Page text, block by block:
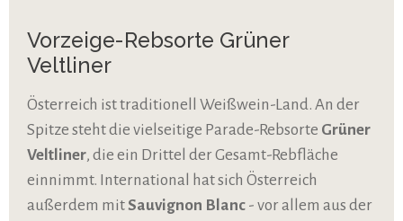
Vorzeige-Rebsorte Grüner
Veltliner
Österreich ist traditionell Weißwein-Land. An der
Spitze steht die vielseitige Parade-Rebsorte Grüner
Veltliner, die ein Drittel der Gesamt-Rebfläche
einnimmt. International hat sich Österreich
außerdem mitSauvignon Blanc - vor allem aus der